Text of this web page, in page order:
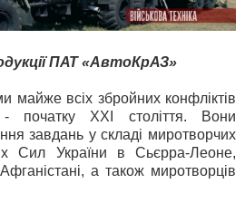
ПАТ «АвтоКрАЗ»
майже всіх збройних конфліктів
ХХІ століття. Вони
завдань у складі миротворчих
Сил України в Сьєрра-Леоне,
а також миротворців